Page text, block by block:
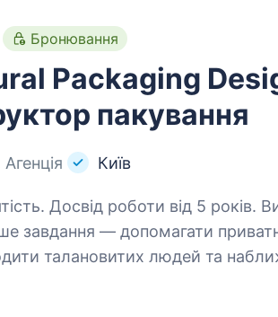
Бронювання
Packaging
пакування
Агенція Київ
Досвід роботи від 5 років. Вища освіта.
завдання — допомагати
талановитих людей та